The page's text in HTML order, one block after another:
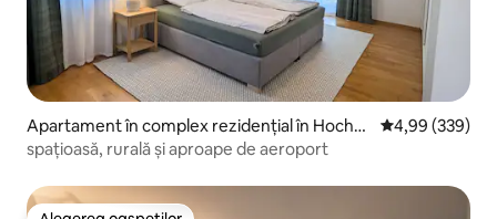
Apartament în complex rezidențial în Hochfe
lden
Scor mediu de
4,99 (339)
spațioasă, rurală și aproape de aeroport